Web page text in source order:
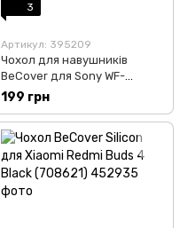
3
Артикул: 395209
Чохол для навушників
BeCover для Sony WF-
1000XM4 Pink (707192)
199 грн